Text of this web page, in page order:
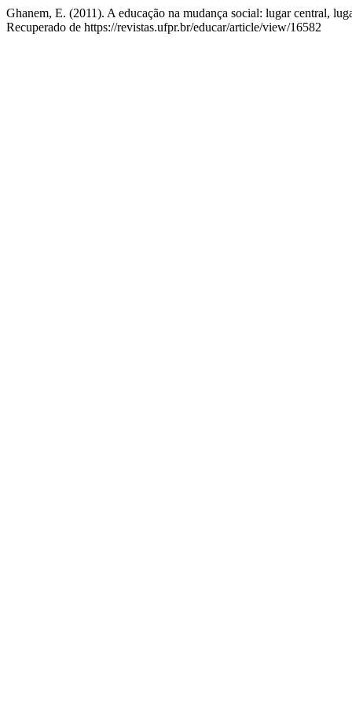
Ghanem, E. (2011). A educação na mudança social: lugar central,
Recuperado de https://revistas.ufpr.br/educar/article/view/16582